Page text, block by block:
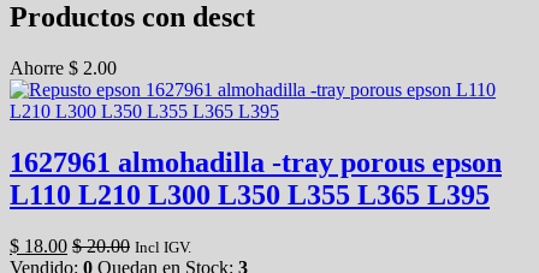
Productos con desct
Ahorre $ 2.00
1627961 almohadilla -tray porous epson
L110 L210 L300 L350 L355 L365 L395
$ 18.00 $20.00 Incl IGV.
Vendido: 0 Quedan en Stock: 3